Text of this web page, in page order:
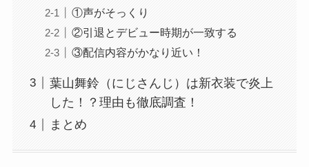
①声がそっくり
②引退とデビュー時期が一致する
③配信内容がかなり近い！
葉山舞鈴（にじさんじ）は新衣装で炎上
した！？理由も徹底調査！
まとめ